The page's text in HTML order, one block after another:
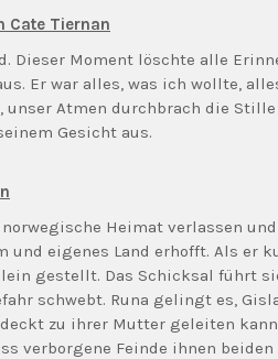
Cate Tiernan
Dieser Moment löschte alle
Er war alles, was ich wollte,
unser Atmen durchbrach die
Gesicht aus.
Heimat verlassen
und eigenes Land erhofft. Als
gestellt. Das Schicksal führt
schwebt. Runa gelingt es,
zu ihrer Mutter geleiten
verborgene Feinde ihnen